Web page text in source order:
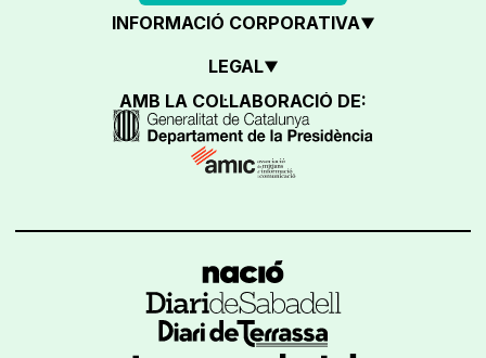
INFORMACIÓ CORPORATIVA
LEGAL
AMB LA COL·LABORACIÓ DE: